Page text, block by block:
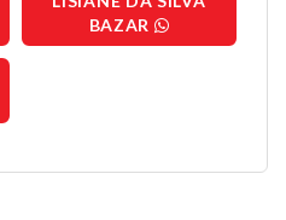
BAZAR